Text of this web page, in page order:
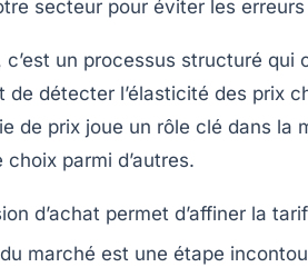
secteur pour éviter les
un processus structuré
détecter l’élasticité des prix
de prix joue un rôle clé dans
parmi d’autres.
d’achat permet d’affiner la
marché est une étape